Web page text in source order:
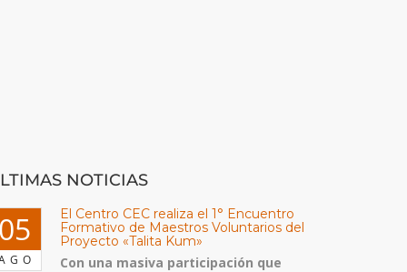
NOTICIAS
El Centro CEC realiza el 1° Encuentro
Formativo de Maestros Voluntarios del
Proyecto «Talita Kum»
Con una masiva participación que